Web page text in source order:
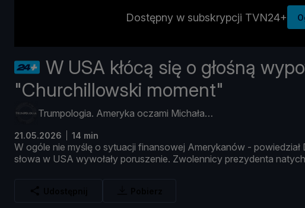
Dostępny w subskrypcji TVN24+
W USA kłócą się o głośną
"Churchillowski moment"
Trumpologia. Ameryka oczami Michała
21.05.2026 14 min
W ogóle nie myślę o sytuacji finansowej Amerykanów - powiedział
słowa w USA wywołały poruszenie. Zwolennicy prezydenta